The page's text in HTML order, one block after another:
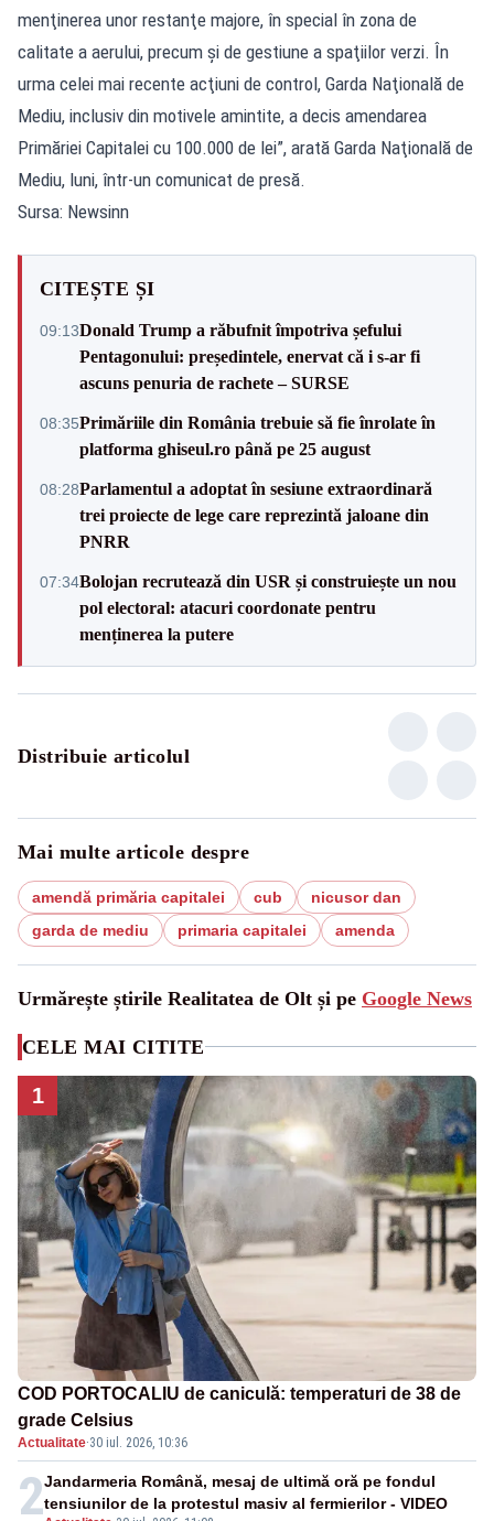
menţinerea unor restanţe majore, în special în zona de
calitate a aerului, precum şi de gestiune a spaţiilor verzi. În
urma celei mai recente acţiuni de control, Garda Naţională de
Mediu, inclusiv din motivele amintite, a decis amendarea
Primăriei Capitalei cu 100.000 de lei”, arată Garda Naţională de
Mediu, luni, într-un comunicat de presă.
Sursa: Newsinn
CITEȘTE ȘI
09:13Donald Trump a răbufnit împotriva șefului
Pentagonului: președintele, enervat că i s-ar fi
ascuns penuria de rachete – SURSE
08:35Primăriile din România trebuie să fie înrolate în
platforma ghiseul.ro până pe 25 august
08:28Parlamentul a adoptat în sesiune extraordinară
trei proiecte de lege care reprezintă jaloane din
PNRR
07:34Bolojan recrutează din USR și construiește un nou
pol electoral: atacuri coordonate pentru
menținerea la putere
Distribuie articolul
Mai multe articole despre
amendă primăria capitalei cub
nicusor dan
garda de mediu
primaria capitalei amenda
Urmărește știrile Realitatea de Olt și pe Google News
CELE MAI CITITE
1
COD PORTOCALIU de caniculă: temperaturi de 38 de
grade Celsius
Actualitate·30 iul. 2026, 10:36
2Jandarmeria Română, mesaj de ultimă oră pe fondul
tensiunilor de la protestul masiv al fermierilor - VIDEO